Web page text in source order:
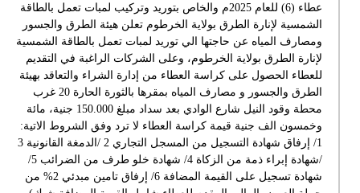
عطاء (6) للعام 2025م والخاص بتوريد وتركيب لمبات تعمل بالطاقة
الشمسية لإنارة الطرق بولاية الخرطوم تعلن هيئة الطرق والجسور
ومصارف المياه عن حاجتها الي توريد لمبات تعمل بالطاقة الشمسية
لإنارة الطرق بولاية الخرطوم، وعلى الشركات الراغبة في التقديم
للعطاء الحصول على كراسة العطاء من إدارة الشراء والتعاقد بهيئة
الطرق والجسور و مصارف المياه بمقرها بالثورة الحارة 20 غرب
محطة وقود النيل شارع الوادي بعد سداد مبلغ 150.000 جنية، مائة
وخمسون الف جنية قيمة كراسة العطاء لا ترد وفق الشروط الاتية:
1/ إرفاق شهادة التسجيل من المسجل التجاري 2 /الدمغة القانونية 3
/شهادة إبراء ذمة من الزكاة 4/ شهادة خلو طرف من الضرائب 5/
شهادة تسجيل على القيمة المضافة 6/ إرفاق تامين مبدئي 2% من